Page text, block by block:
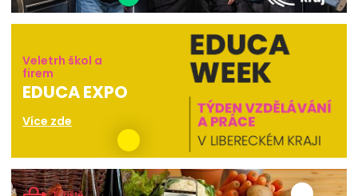
Veletrh škol a
firem
EDUCA EXPO
Více zde